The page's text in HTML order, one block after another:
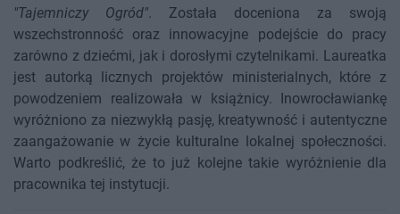
"Tajemniczy Ogród". Została doceniona za swoją
wszechstronność oraz innowacyjne podejście do pracy
zarówno z dziećmi, jak i dorosłymi czytelnikami. Laureatka
jest autorką licznych projektów ministerialnych, które z
powodzeniem realizowała w książnicy. Inowrocławiankę
wyróżniono za niezwykłą pasję, kreatywność i autentyczne
zaangażowanie w życie kulturalne lokalnej społeczności.
Warto podkreślić, że to już kolejne takie wyróżnienie dla
pracownika tej instytucji.